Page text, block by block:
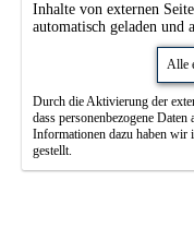
Inhalte von externen
automatisch geladen und
Alle
Durch die Aktivierung der
dass personenbezogene
Informationen dazu haben wir
gestellt.